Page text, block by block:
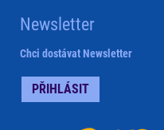
Newsletter
Chci dostávat Newsletter
PŘIHLÁSIT